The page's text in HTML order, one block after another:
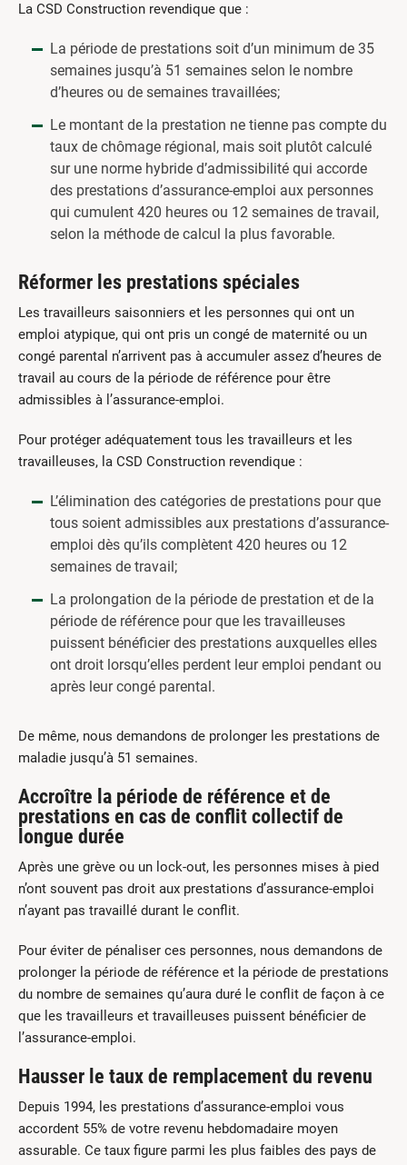
La CSD Construction revendique que :
La période de prestations soit d’un minimum de 35
semaines jusqu’à 51 semaines selon le nombre
d’heures ou de semaines travaillées;
Le montant de la prestation ne tienne pas compte du
taux de chômage régional, mais soit plutôt calculé
sur une norme hybride d’admissibilité qui accorde
des prestations d’assurance-emploi aux personnes
qui cumulent 420 heures ou 12 semaines de travail,
selon la méthode de calcul la plus favorable.
Réformer les prestations spéciales
Les travailleurs saisonniers et les personnes qui ont un
emploi atypique, qui ont pris un congé de maternité ou un
congé parental n’arrivent pas à accumuler assez d’heures de
travail au cours de la période de référence pour être
admissibles à l’assurance-emploi.
Pour protéger adéquatement tous les travailleurs et les
travailleuses, la CSD Construction revendique :
L’élimination des catégories de prestations pour que
tous soient admissibles aux prestations d’assurance-
emploi dès qu’ils complètent 420 heures ou 12
semaines de travail;
La prolongation de la période de prestation et de la
période de référence pour que les travailleuses
puissent bénéficier des prestations auxquelles elles
ont droit lorsqu’elles perdent leur emploi pendant ou
après leur congé parental.
De même, nous demandons de prolonger les prestations de
maladie jusqu’à 51 semaines.
Accroître la période de référence et de
prestations en cas de conflit collectif de
longue durée
Après une grève ou un lock-out, les personnes mises à pied
n’ont souvent pas droit aux prestations d’assurance-emploi
n’ayant pas travaillé durant le conflit.
Pour éviter de pénaliser ces personnes, nous demandons de
prolonger la période de référence et la période de prestations
du nombre de semaines qu’aura duré le conflit de façon à ce
que les travailleurs et travailleuses puissent bénéficier de
l’assurance-emploi.
Hausser le taux de remplacement du revenu
Depuis 1994, les prestations d’assurance-emploi vous
accordent 55% de votre revenu hebdomadaire moyen
assurable. Ce taux figure parmi les plus faibles des pays de